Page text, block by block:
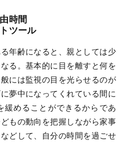
時間
ツール
年齢になると、親としては少
る。基本的に目を離すと何を
には監視の目を光らせるのが
夢中になってくれている間に
緩めることができるからであ
もの動向を把握しながら家事
どして、自分の時間を過ごせ